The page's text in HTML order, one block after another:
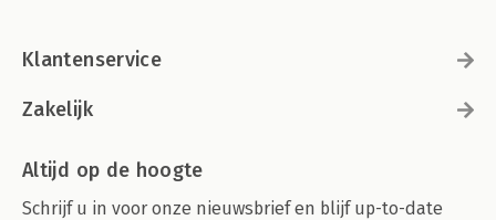
Klantenservice
Zakelijk
Altijd op de hoogte
Schrijf u in voor onze nieuwsbrief en blijf up-to-date